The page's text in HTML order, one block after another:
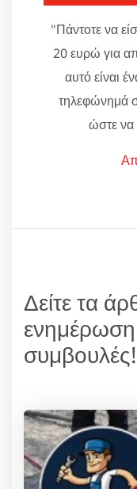
"Πάντοτε να
20 ευρώ για
αυτό είναι
τηλεφώνημά
ώστε να
Δείτε τα
ενημέρωση
συμβουλές!